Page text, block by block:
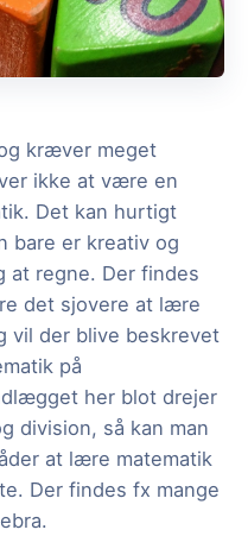
kræver meget
ikke at være en
Det kan hurtigt
bare er kreativ og
at regne. Der findes
det sjovere at lære
vil der blive beskrevet
på
her blot drejer
division, så kan man
at lære matematik
Der findes fx mange
om algebra.